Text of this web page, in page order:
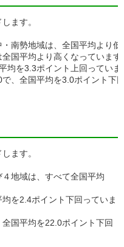
ます。
南勢地域は、全国平均より低
国平均より高くなっています
均を3.3ポイント上回っていま
、全国平均を3.0ポイント下
ます。
地域は、すべて全国平均
を2.4ポイント下回っていま
国平均を22.0ポイント下回